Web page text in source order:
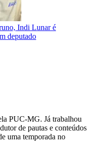
Indi Lunar é
deputado
PUC-MG. Já trabalhou
de pautas e conteúdos
uma temporada no